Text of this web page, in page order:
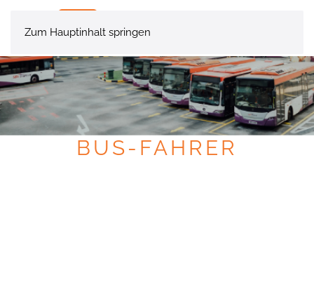
Zum Hauptinhalt springen
BUS-FAHRER